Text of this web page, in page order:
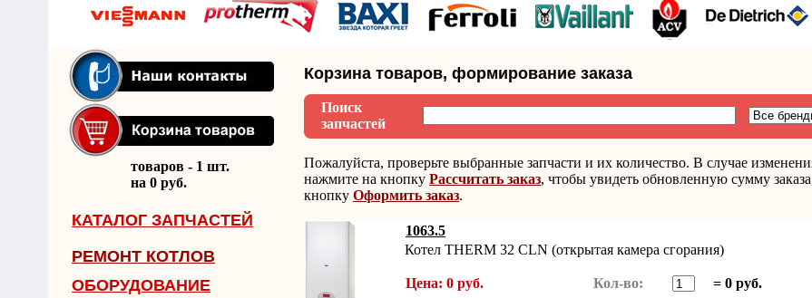
товаров - 1 шт.
на 0 руб.
КАТАЛОГ ЗАПЧАСТЕЙ
РЕМОНТ КОТЛОВ
ОБОРУДОВАНИЕ
Корзина товаров, формирование заказа
Поиск
запчастей
Пожалуйста, проверьте выбранные запчасти и их количество. В случае
нажмите на кнопку Рассчитать заказ, чтобы увидеть обновленную сумму
кнопку Оформить заказ.
1063.5
Котел THERM 32 CLN (открытая камера сгорания)
Цена: 0 руб. Кол-во: = 0 руб.